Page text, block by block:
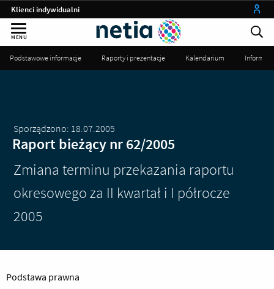
Klienci indywidualni
Małe firmy
Instytucje publiczne
MENU
Podstawowe informacje Raporty i prezentacje Kalendarium
Sporządzono: 18.07.2005
Raport bieżący nr 62/2005
Zmiana terminu przekazania raportu
okresowego za II kwartał i I półrocze
2005
Podstawa prawna